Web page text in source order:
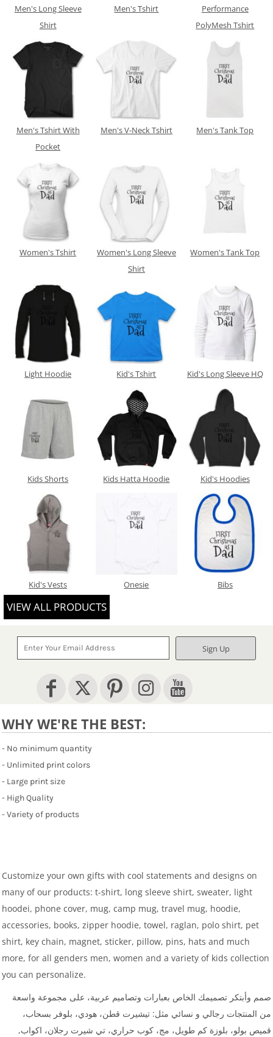
Men's Long Sleeve
Shirt
Men's Tshirt
Performance
PolyMesh Tshirt
Men's Tshirt With
Pocket
Men's V-Neck Tshirt Men's Tank Top
Women's Tshirt
Women's Long Sleeve
Shirt
Women's Tank Top
Light Hoodie Kid's Tshirt Kid's Long Sleeve HQ
Kids Shorts Kids Hatta Hoodie Kid's Hoodies
Kid's Vests Onesie Bibs
VIEW ALL PRODUCTS
Sign Up
WHY WE'RE THE BEST:
- No minimum quantity
- Unlimited print colors
- Large print size
- High Quality
- Variety of products
Customize your own gifts with cool statements and designs on
many of our products: t-shirt, long sleeve shirt, sweater, light
hoodei, phone cover, mug, camp mug, travel mug, hoodie,
accessories, books, zipper hoodie, towel, raglan, polo shirt, pet
shirt, key chain, magnet, sticker, pillow, pins, hats and much
more, for all genders men, women and a variety of kids collection
you can personalize.
صمم وأبتكر تصميمك الخاص بعبارات وتصاميم عربية، على مجموعة واسعة
من المنتجات رجالي و نسائي مثل: تيشيرت قطن، هودي، بلوفر بسحاب،
قميص بولو، بلوزة كم طويل، مج، كوب حراري، تي شيرت رجلان، اكواب,